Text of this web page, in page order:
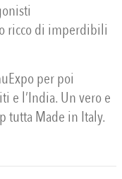
ricco di imperdibili
per poi
e l’India. Un vero e
tutta Made in Italy.